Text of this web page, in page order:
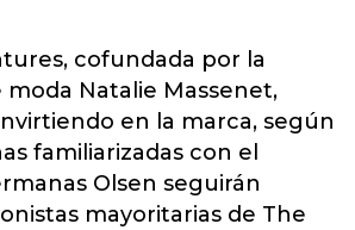
cofundada por la
Natalie Massenet,
en la marca, según
familiarizadas con el
Olsen seguirán
mayoritarias de The